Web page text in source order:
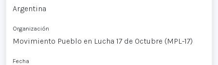
Argentina
Organización
Movimiento Pueblo en Lucha 17 de Octubre (MPL-17)
Fecha